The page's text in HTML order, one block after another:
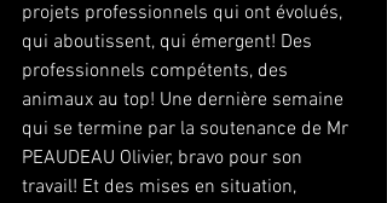
projets professionnels qui ont évolués,
qui aboutissent, qui émergent! Des
professionnels compétents, des
animaux au top! Une dernière semaine
qui se termine par la soutenance de Mr
PEAUDEAU Olivier, bravo pour son
travail! Et des mises en situation,